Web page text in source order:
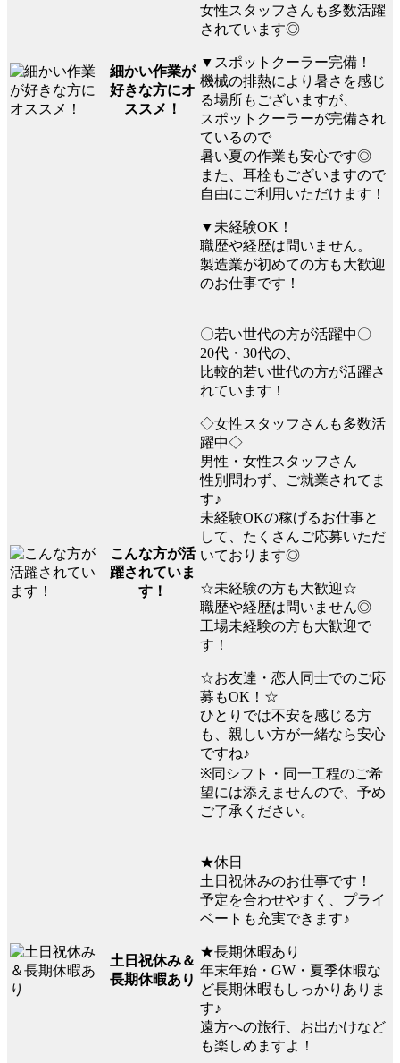
細かい作業が
好きな方にオ
ススメ！
女性スタッフさんも多数活躍
されています◎
▼スポットクーラー完備！
機械の排熱により暑さを感じ
る場所もございますが、
スポットクーラーが完備され
ているので
暑い夏の作業も安心です◎
また、耳栓もございますので
自由にご利用いただけます！
▼未経験OK！
職歴や経歴は問いません。
製造業が初めての方も大歓迎
のお仕事です！
こんな方が活
躍されていま
す！
〇若い世代の方が活躍中〇
20代・30代の、
比較的若い世代の方が活躍さ
れています！
◇女性スタッフさんも多数活
躍中◇
男性・女性スタッフさん
性別問わず、ご就業されてま
す♪
未経験OKの稼げるお仕事と
して、たくさんご応募いただ
いております◎
☆未経験の方も大歓迎☆
職歴や経歴は問いません◎
工場未経験の方も大歓迎で
す！
☆お友達・恋人同士でのご応
募もOK！☆
ひとりでは不安を感じる方
も、親しい方が一緒なら安心
ですね♪
※同シフト・同一工程のご希
望には添えませんので、予め
ご了承ください。
土日祝休み＆
長期休暇あり
★休日
土日祝休みのお仕事です！
予定を合わせやすく、プライ
ベートも充実できます♪
★長期休暇あり
年末年始・GW・夏季休暇な
ど長期休暇もしっかりありま
す♪
遠方への旅行、お出かけなど
も楽しめますよ！